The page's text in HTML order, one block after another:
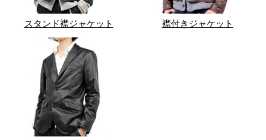
スタンド襟ジャケット 襟付きジャケット